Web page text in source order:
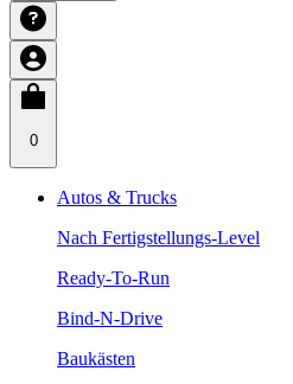
0
Autos & Trucks
Nach Fertigstellungs-Level
Ready-To-Run
Bind-N-Drive
Baukästen